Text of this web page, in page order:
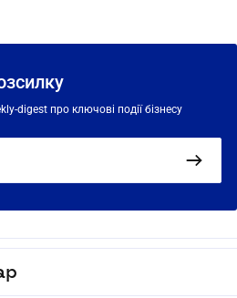
digest про ключові події бізнесу